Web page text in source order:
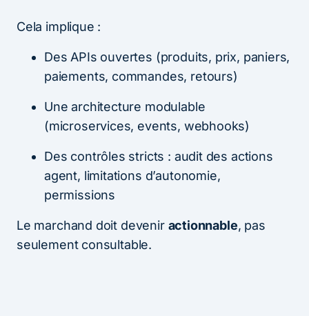
Cela implique :
Des APIs ouvertes (produits, prix, paniers,
paiements, commandes, retours)
Une architecture modulable
(microservices, events, webhooks)
Des contrôles stricts : audit des actions
agent, limitations d’autonomie,
permissions
Le marchand doit devenir actionnable, pas
seulement consultable.